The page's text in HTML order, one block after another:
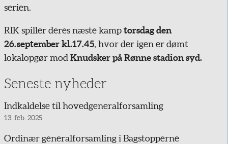
serien.
RIK spiller deres næste kamptorsdag den
26. september kl.17.45, hvor der igen er dømt
lokalopgør mod Knudsker på Rønne stadion syd.
Seneste nyheder
Indkaldelse til hovedgeneralforsamling
13. feb. 2025
Ordinær generalforsamling i Bagstopperne